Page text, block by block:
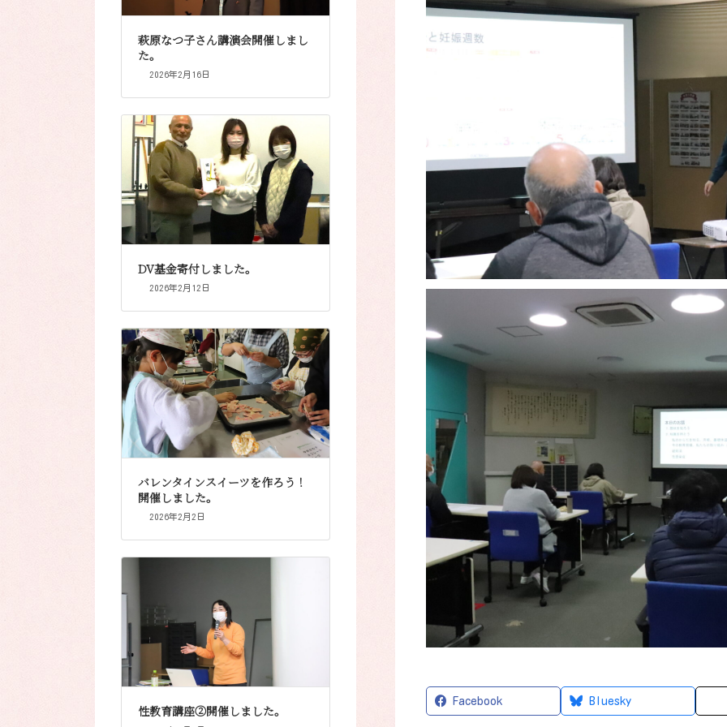
Facebook Bluesky
萩原なつ子さん講演会開催しまし
た。
2026年2月16日
DV基金寄付しました。
2026年2月12日
バレンタインスイーツを作ろう！
開催しました。
2026年2月2日
性教育講座②開催しました。